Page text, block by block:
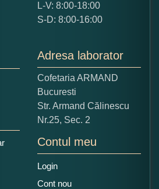
produs?
5
din imagine:
L-V: 8:00-18:00
S-D: 8:00-16:00
Adresa laborator
Cofetaria ARMAND
Bucuresti
Str. Armand Călinescu
Nr.25, Sec. 2
Contul meu
Login
Cont nou